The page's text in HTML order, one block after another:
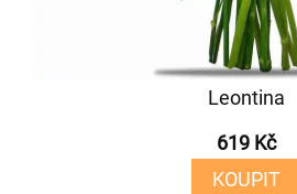
Leontina
619 Kč
KOUPIT